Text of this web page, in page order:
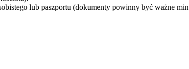
lub paszportu (dokumenty powinny być ważne